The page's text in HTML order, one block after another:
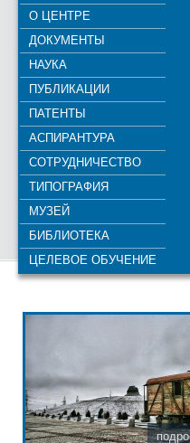
О ЦЕНТРЕ
ДОКУМЕНТЫ
НАУКА
ПУБЛИКАЦИИ
ПАТЕНТЫ
АСПИРАНТУРА
СОТРУДНИЧЕСТВО
ТИПОГРАФИЯ
МУЗЕЙ
БИБЛИОТЕКА
ЦЕЛЕВОЕ ОБУЧЕНИЕ